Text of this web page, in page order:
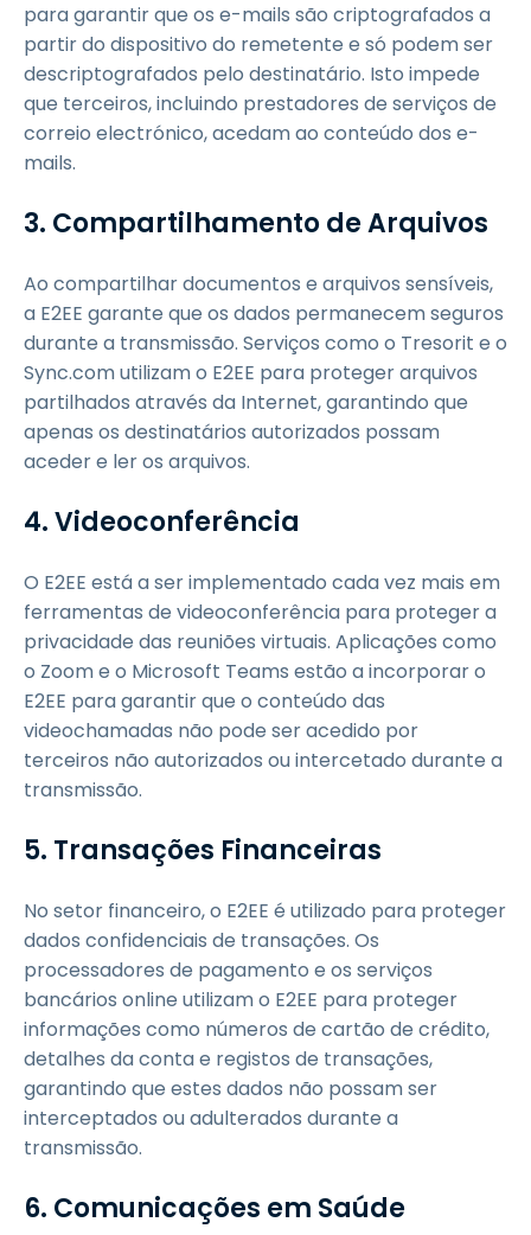
para garantir que os e-mails são criptografados a
partir do dispositivo do remetente e só podem ser
descriptografados pelo destinatário. Isto impede
que terceiros, incluindo prestadores de serviços de
correio electrónico, acedam ao conteúdo dos e-
mails.
3. Compartilhamento de Arquivos
Ao compartilhar documentos e arquivos sensíveis,
a E2EE garante que os dados permanecem seguros
durante a transmissão. Serviços como o Tresorit e o
Sync.com utilizam o E2EE para proteger arquivos
partilhados através da Internet, garantindo que
apenas os destinatários autorizados possam
aceder e ler os arquivos.
4. Videoconferência
O E2EE está a ser implementado cada vez mais em
ferramentas de videoconferência para proteger a
privacidade das reuniões virtuais. Aplicações como
o Zoom e o Microsoft Teams estão a incorporar o
E2EE para garantir que o conteúdo das
videochamadas não pode ser acedido por
terceiros não autorizados ou intercetado durante a
transmissão.
5. Transações Financeiras
No setor financeiro, o E2EE é utilizado para proteger
dados confidenciais de transações. Os
processadores de pagamento e os serviços
bancários online utilizam o E2EE para proteger
informações como números de cartão de crédito,
detalhes da conta e registos de transações,
garantindo que estes dados não possam ser
interceptados ou adulterados durante a
transmissão.
6. Comunicações em Saúde